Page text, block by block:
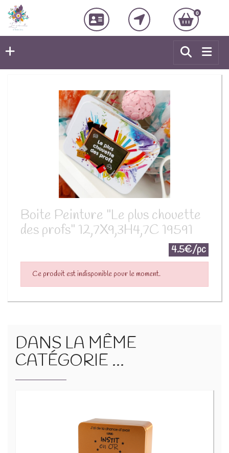
0
Boite Peinture "Le plus chouette
des profs" 12,7X9,3H4,7C 19591
4.5€/pc
Ce produit est indisponible pour le moment.
DANS LA MÊME
CATÉGORIE ...